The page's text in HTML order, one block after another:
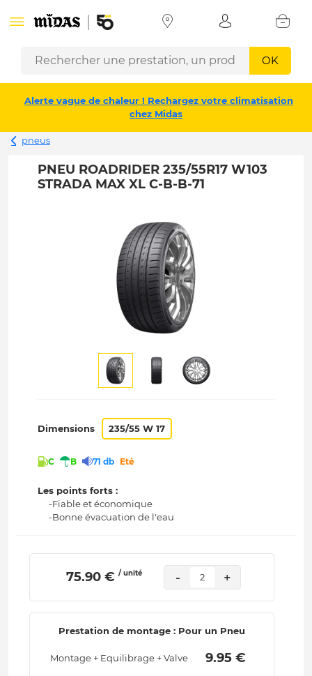
OK
Alerte vague de chaleur ! Rechargez votre climatisation
chez Midas
pneus
PNEU ROADRIDER 235/55R17 W103
STRADA MAX XL C-B-B-71
Dimensions 235/55 W 17
C B 71 db Eté
Les points forts :
-Fiable et économique
-Bonne évacuation de l'eau
75.90 € / unité - 2 +
Prestation de montage : Pour un Pneu
Montage + Equilibrage + Valve 9.95 €